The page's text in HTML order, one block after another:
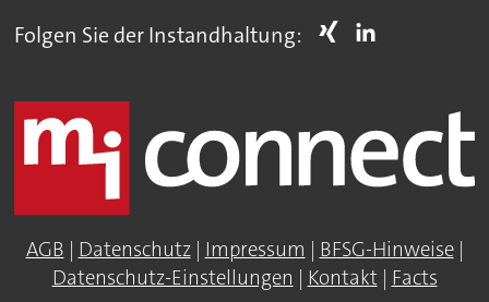
Folgen Sie der Instandhaltung:
AGB | Datenschutz| Impressum | BFSG-Hinweise|
Datenschutz-Einstellungen | Kontakt| Facts